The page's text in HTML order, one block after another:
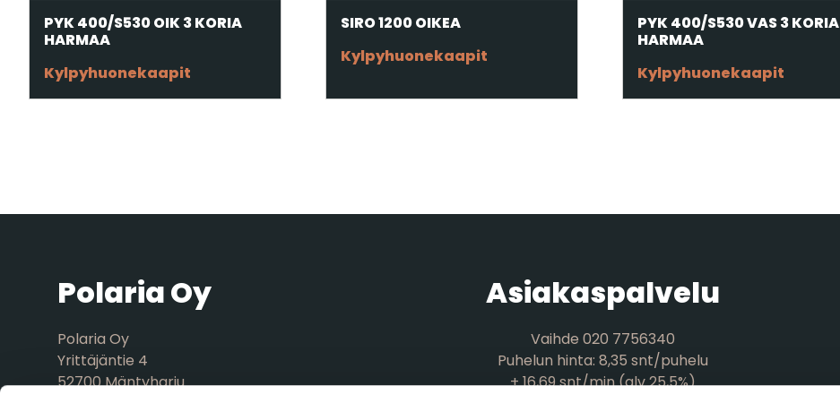
PYK 400/S530 OIK 3 KORIA
HARMAA
Kylpyhuonekaapit
SIRO 1200 OIKEA
Kylpyhuonekaapit
PYK 400/S530 VAS 3 KORIA
HARMAA
Kylpyhuonekaapit
Polaria Oy
Polaria Oy
Yrittäjäntie 4
52700 Mäntyharju
Asiakaspalvelu
Vaihde 020 7756340
Puhelun hinta: 8,35 snt/puhelu
+ 16,69 snt/min (alv 25,5%)